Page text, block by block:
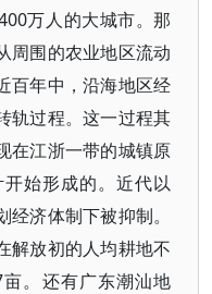
万人的大城市。那
周围的农业地区流动
百年中，沿海地区经
轨过程。这一过程其
在江浙一带的城镇原
始形成的。近代以
济体制下被抑制。
解放初的人均耕地不
。还有广东潮汕地